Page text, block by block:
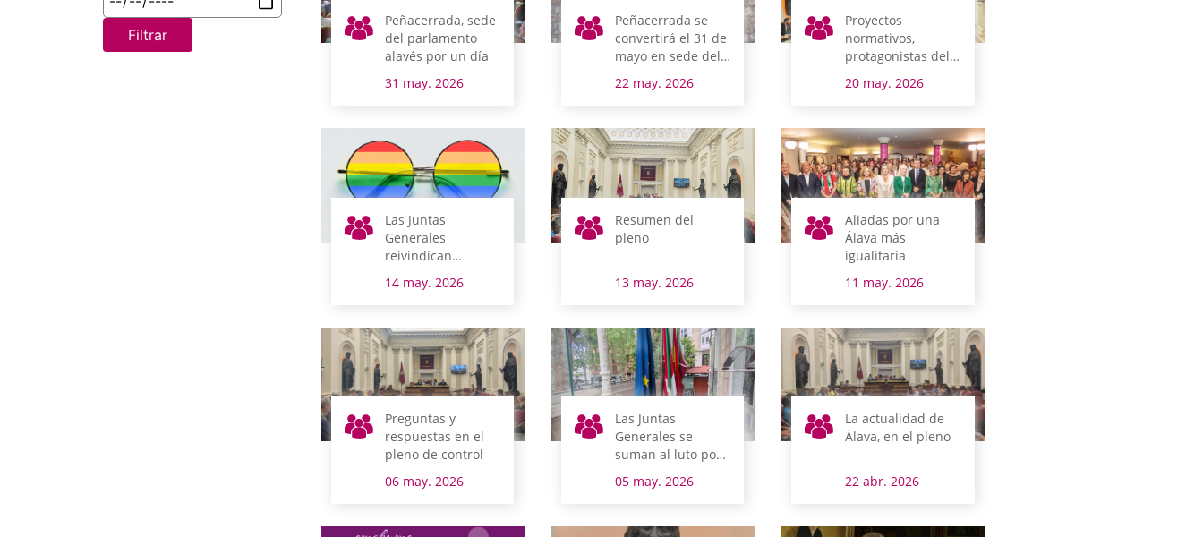
Filtrar
Peñacerrada, sede
del parlamento
alavés por un día
31 may. 2026
Peñacerrada se
convertirá el 31 de
mayo en sede del
con el Pleno de
22 may. 2026
Proyectos
normativos,
protagonistas del
20 may. 2026
Las Juntas
Generales
reivindican
orientaciones
14 may. 2026
Resumen del
pleno
13 may. 2026
Aliadas por una
Álava más
igualitaria
11 may. 2026
Preguntas y
respuestas en el
pleno de control
06 may. 2026
Las Juntas
Generales se
suman al luto por
Garaikoetxea
05 may. 2026
La actualidad de
Álava, en el pleno
22 abr. 2026